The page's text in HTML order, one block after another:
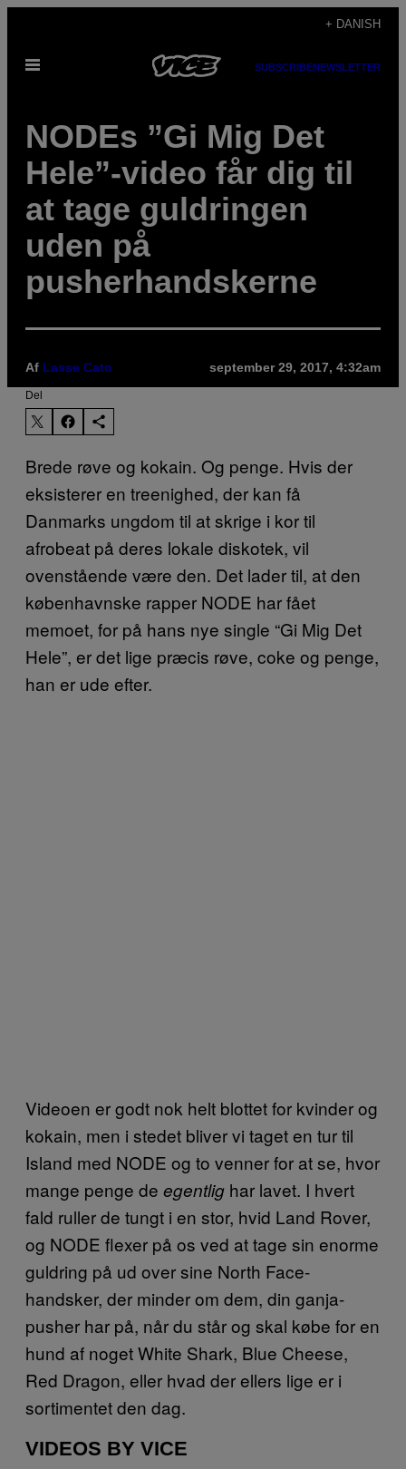
indhold
+ DANISH
Åbn
SUBSCRIBENEWSLETTER
NODEs ”Gi Mig Det
Hele”-video får dig til
at tage guldringen
uden på
pusherhandskerne
Af Lasse Cato september 29, 2017, 4:32am
Del
Brede røve og kokain. Og penge. Hvis der
eksisterer en treenighed, der kan få
Danmarks ungdom til at skrige i kor til
afrobeat på deres lokale diskotek, vil
ovenstående være den. Det lader til, at den
københavnske rapper NODE har fået
memoet, for på hans nye single “Gi Mig Det
Hele”, er det lige præcis røve, coke og penge,
han er ude efter.
Videoen er godt nok helt blottet for kvinder og
kokain, men i stedet bliver vi taget en tur til
Island med NODE og to venner for at se, hvor
mange penge de egentlig har lavet. I hvert
fald ruller de tungt i en stor, hvid Land Rover,
og NODE flexer på os ved at tage sin enorme
guldring på ud over sine North Face-
handsker, der minder om dem, din ganja-
pusher har på, når du står og skal købe for en
hund af noget White Shark, Blue Cheese,
Red Dragon, eller hvad der ellers lige er i
sortimentet den dag.
VIDEOS BY VICE